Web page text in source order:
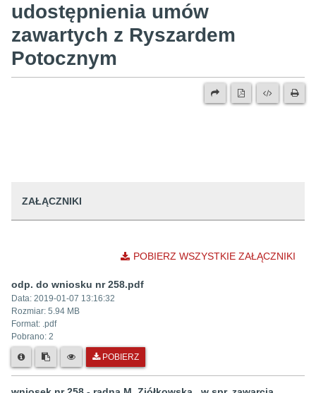
udostępnienia umów
zawartych z Ryszardem
Potocznym
ZAŁĄCZNIKI
POBIERZ WSZYSTKIE ZAŁĄCZNIKI
odp. do wniosku nr 258.pdf
Data: 2019-01-07 13:16:32
Rozmiar: 5.94 MB
Format: .pdf
Pobrano: 2
POBIERZ